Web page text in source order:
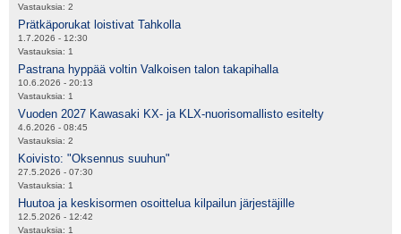
Vastauksia: 2
Prätkäporukat loistivat Tahkolla
1.7.2026 - 12:30
Vastauksia: 1
Pastrana hyppää voltin Valkoisen talon takapihalla
10.6.2026 - 20:13
Vastauksia: 1
Vuoden 2027 Kawasaki KX- ja KLX-nuorisomallisto esitelty
4.6.2026 - 08:45
Vastauksia: 2
Koivisto: "Oksennus suuhun"
27.5.2026 - 07:30
Vastauksia: 1
Huutoa ja keskisormen osoittelua kilpailun järjestäjille
12.5.2026 - 12:42
Vastauksia: 1